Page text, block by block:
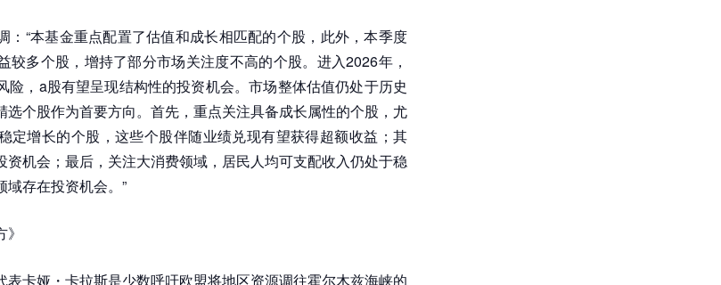
：“本基金重点配置了估值和成长相匹配的个股，此外，本季度
较多个股，增持了部分市场关注度不高的个股。进入2026年，
险，a股有望呈现结构性的投资机会。市场整体估值仍处于历史
选个股作为首要方向。首先，重点关注具备成长属性的个股，尤
定增长的个股，这些个股伴随业绩兑现有望获得超额收益；其
资机会；最后，关注大消费领域，居民人均可支配收入仍处于稳
存在投资机会。”
表卡娅・卡拉斯是少数呼吁欧盟将地区资源调往霍尔木兹海峡的